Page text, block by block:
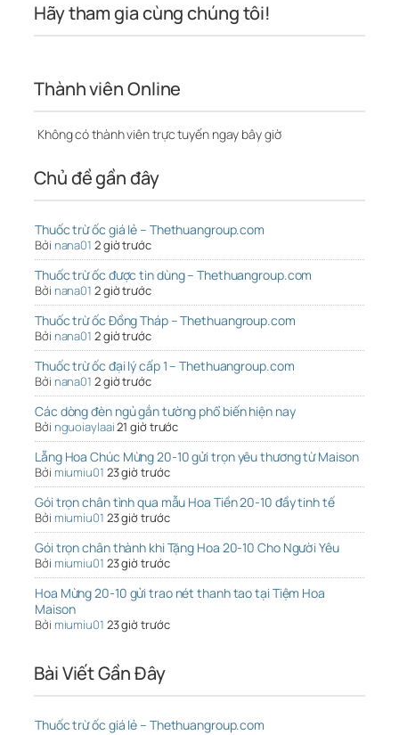
Hãy tham gia cùng chúng tôi!
Thành viên Online
Không có thành viên trực tuyến ngay bây giờ
Chủ đề gần đây
Thuốc trừ ốc giá lẻ – Thethuangroup.com
Bởi nana01 2 giờ trước
Thuốc trừ ốc được tin dùng – Thethuangroup.com
Bởi nana01 2 giờ trước
Thuốc trừ ốc Đồng Tháp – Thethuangroup.com
Bởi nana01 2 giờ trước
Thuốc trừ ốc đại lý cấp 1 – Thethuangroup.com
Bởi nana01 2 giờ trước
Các dòng đèn ngủ gắn tường phổ biến hiện nay
Bởi nguoiaylaai21 giờ trước
Lẵng Hoa Chúc Mừng 20-10 gửi trọn yêu thương từ Maison
Bởi miumiu01 23 giờ trước
Gói trọn chân tình qua mẫu Hoa Tiền 20-10 đầy tinh tế
Bởi miumiu01 23 giờ trước
Gói trọn chân thành khi Tặng Hoa 20-10 Cho Người Yêu
Bởi miumiu01 23 giờ trước
Hoa Mừng 20-10 gửi trao nét thanh tao tại Tiệm Hoa
Maison
Bởi miumiu01 23 giờ trước
Bài Viết Gần Đây
Thuốc trừ ốc giá lẻ – Thethuangroup.com